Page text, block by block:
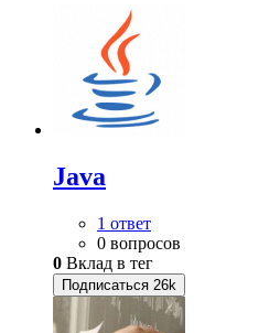
Java
1 ответ
0 вопросов
0 Вклад в тег
Подписаться 26k